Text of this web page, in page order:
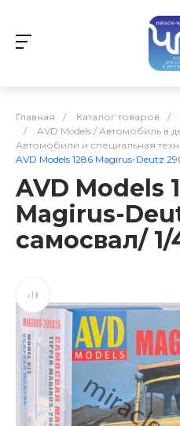
Главная / Каталог товаров /
/
AVD Models / Автомобиль в
Автомобили и специальная
AVD Models 1286 Magirus-Deutz
AVD Models
Magirus-
самосвал/ 1/